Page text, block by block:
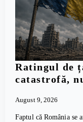
Ratingul de
catastrofă,
August 9, 2026
Faptul că România se